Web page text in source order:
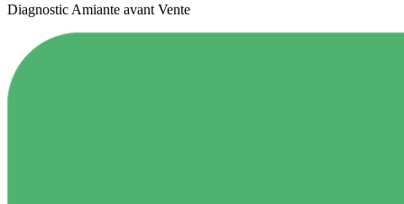
Diagnostic Amiante avant Vente